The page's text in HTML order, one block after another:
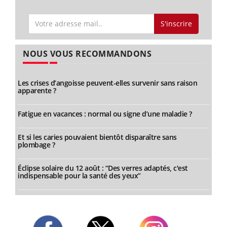
S'inscrire
NOUS VOUS RECOMMANDONS
Les crises d’angoisse peuvent-elles survenir sans raison
apparente ?
Fatigue en vacances : normal ou signe d’une maladie ?
Et si les caries pouvaient bientôt disparaître sans
plombage ?
Éclipse solaire du 12 août : “Des verres adaptés, c'est
indispensable pour la santé des yeux”